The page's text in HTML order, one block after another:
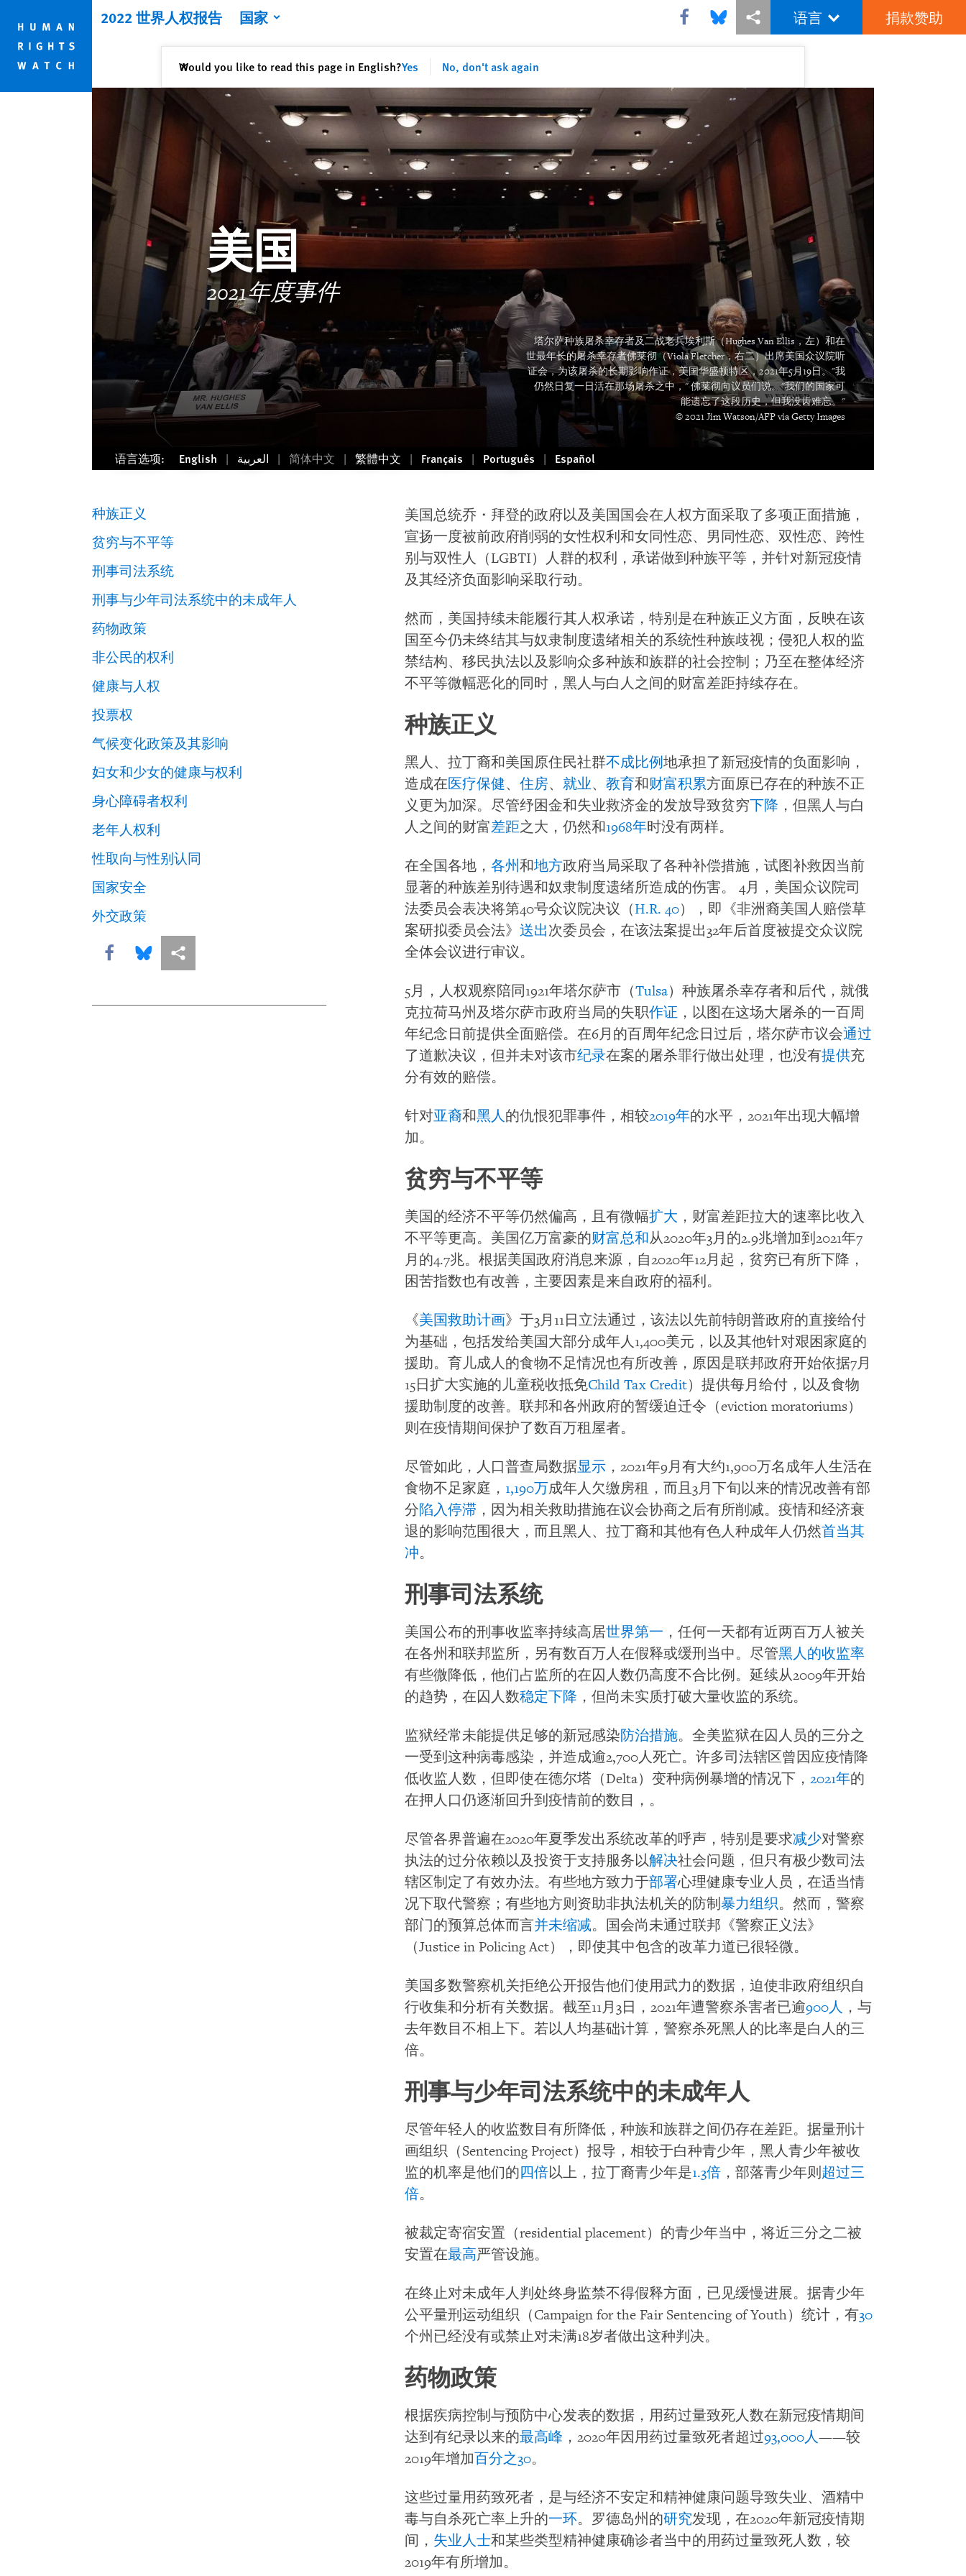
cookie
privacy
main
content
2022 世界人权报告 国家 Share this via Facebook
Share this via Bluesky
More sharing options
语言 捐款赞助
Would you like to read this page in English?Yes No, don't ask again
✕关闭
美国
2021年度事件
塔尔萨种族屠杀幸存者及二战老兵埃利斯（Hughes Van Ellis，左）和在
世最年长的屠杀幸存者佛莱彻（Viola Fletcher，右二）出席美国众议院听
证会，为该屠杀的长期影响作证，美国华盛顿特区，2021年5月19日。"我
仍然日复一日活在那场屠杀之中，" 佛莱彻向议员们说。"我们的国家可
能遗忘了这段历史，但我没齿难忘。"
© 2021 Jim Watson/AFP via Getty Images
语言选项: English العربية 简体中文 繁體中文 Français Português Español
种族正义
贫穷与不平等
刑事司法系统
刑事与少年司法系统中的未成年人
药物政策
非公民的权利
健康与人权
投票权
气候变化政策及其影响
妇女和少女的健康与权利
身心障碍者权利
老年人权利
性取向与性别认同
国家安全
外交政策
Share this via Facebook
Share this via Bluesky
More sharing options
美国总统乔・拜登的政府以及美国国会在人权方面采取了多项正面措施，
宣扬一度被前政府削弱的女性权利和女同性恋、男同性恋、双性恋、跨性
别与双性人（LGBTI）人群的权利，承诺做到种族平等，并针对新冠疫情
及其经济负面影响采取行动。
然而，美国持续未能履行其人权承诺，特别是在种族正义方面，反映在该
国至今仍未终结其与奴隶制度遗绪相关的系统性种族歧视；侵犯人权的监
禁结构、移民执法以及影响众多种族和族群的社会控制；乃至在整体经济
不平等微幅恶化的同时，黑人与白人之间的财富差距持续存在。
种族正义
黑人、拉丁裔和美国原住民社群不成比例地承担了新冠疫情的负面影响，
造成在医疗保健、住房、就业、教育和财富积累方面原已存在的种族不正
义更为加深。尽管纾困金和失业救济金的发放导致贫穷下降 ，但黑人与白
人之间的财富差距之大，仍然和1968年时没有两样。
在全国各地，各州和地方政府当局采取了各种补偿措施，试图补救因当前
显著的种族差别待遇和奴隶制度遗绪所造成的伤害。 4月，美国众议院司
法委员会表决将第40号众议院决议（H.R. 40），即《非洲裔美国人赔偿草
案研拟委员会法》送出次委员会，在该法案提出32年后首度被提交众议院
全体会议进行审议。
5月，人权观察陪同1921年塔尔萨市（Tulsa）种族屠杀幸存者和后代，就俄
克拉荷马州及塔尔萨市政府当局的失职作证 ，以图在这场大屠杀的一百周
年纪念日前提供全面赔偿。在6月的百周年纪念日过后，塔尔萨市议会通过
了道歉决议，但并未对该市纪录在案的屠杀罪行做出处理，也没有提供充
分有效的赔偿。
针对亚裔和黑人的仇恨犯罪事件，相较2019年的水平，2021年出现大幅增
加。
贫穷与不平等
美国的经济不平等仍然偏高，且有微幅扩大 ，财富差距拉大的速率比收入
不平等更高。美国亿万富豪的财富总和从2020年3月的2.9兆增加到2021年7
月的4.7兆。根据美国政府消息来源，自2020年12月起，贫穷已有所下降，
困苦指数也有改善，主要因素是来自政府的福利。
《美国救助计画》于3月11日立法通过，该法以先前特朗普政府的直接给付
为基础，包括发给美国大部分成年人1,400美元，以及其他针对艰困家庭的
援助。育儿成人的食物不足情况也有所改善，原因是联邦政府开始依据7月
15日扩大实施的儿童税收抵免Child Tax Credit）提供每月给付，以及食物
援助制度的改善。联邦和各州政府的暂缓迫迁令（eviction moratoriums）
则在疫情期间保护了数百万租屋者。
尽管如此，人口普查局数据显示 ，2021年9月有大约1,900万名成年人生活在
食物不足家庭， 1,190万成年人欠缴房租，而且3月下旬以来的情况改善有部
分陷入停滞 ，因为相关救助措施在议会协商之后有所削减。疫情和经济衰
退的影响范围很大，而且黑人、拉丁裔和其他有色人种成年人仍然首当其
冲。
刑事司法系统
美国公布的刑事收监率持续高居世界第一 ，任何一天都有近两百万人被关
在各州和联邦监所，另有数百万人在假释或缓刑当中。尽管黑人的收监率
有些微降低，他们占监所的在囚人数仍高度不合比例。延续从2009年开始
的趋势，在囚人数稳定下降 ，但尚未实质打破大量收监的系统。
监狱经常未能提供足够的新冠感染防治措施。全美监狱在囚人员的三分之
一受到这种病毒感染，并造成逾2,700人死亡。许多司法辖区曾因应疫情降
低收监人数，但即使在德尔塔（Delta）变种病例暴增的情况下，2021年的
在押人口仍逐渐回升到疫情前的数目，。
尽管各界普遍在2020年夏季发出系统改革的呼声，特别是要求减少对警察
执法的过分依赖以及投资于支持服务以解决社会问题，但只有极少数司法
辖区制定了有效办法。有些地方致力于部署心理健康专业人员，在适当情
况下取代警察；有些地方则资助非执法机关的防制暴力组织。然而，警察
部门的预算总体而言并未缩减。国会尚未通过联邦《警察正义法》
（Justice in Policing Act），即使其中包含的改革力道已很轻微。
美国多数警察机关拒绝公开报告他们使用武力的数据，迫使非政府组织自
行收集和分析有关数据。截至11月3日，2021年遭警察杀害者已逾900人 ，与
去年数目不相上下。若以人均基础计算，警察杀死黑人的比率是白人的三
倍。
刑事与少年司法系统中的未成年人
尽管年轻人的收监数目有所降低，种族和族群之间仍存在差距。据量刑计
画组织（Sentencing Project）报导，相较于白种青少年，黑人青少年被收
监的机率是他们的四倍以上，拉丁裔青少年是1.3倍 ，部落青少年则 超过三
倍。
被裁定寄宿安置（residential placement）的青少年当中，将近三分之二被
安置在最高严管设施。
在终止对未成年人判处终身监禁不得假释方面，已见缓慢进展。据青少年
公平量刑运动组织（Campaign for the Fair Sentencing of Youth）统计，有30
个州已经没有或禁止对未满18岁者做出这种判决。
药物政策
根据疾病控制与预防中心发表的数据，用药过量致死人数在新冠疫情期间
达到有纪录以来的最高峰 ，2020年因用药过量致死者超过93,000人——较
2019年增加百分之30。
这些过量用药致死者，是与经济不安定和精神健康问题导致失业、酒精中
毒与自杀死亡率上升的一环。罗德岛州的研究发现，在2020年新冠疫情期
间， 失业人士和某些类型精神健康确诊者当中的用药过量致死人数，较
2019年有所增加。